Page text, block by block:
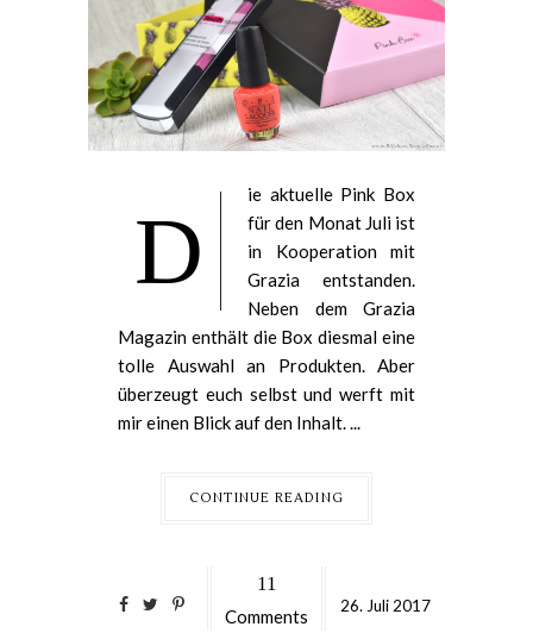
D
ie aktuelle Pink Box
für den Monat Juli ist
in Kooperation mit
Grazia entstanden.
Neben dem Grazia
Magazin enthält die Box diesmal eine
tolle Auswahl an Produkten. Aber
überzeugt euch selbst und werft mit
mir einen Blick auf den Inhalt. ...
CONTINUE READING
11
Comments 26.Juli2017